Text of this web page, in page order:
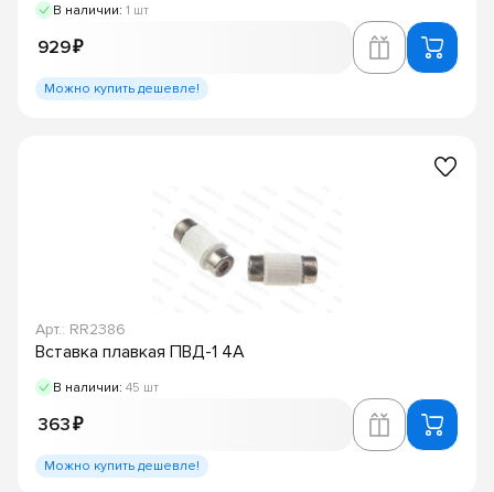
В наличии: 1 шт
929 ₽
Можно купить дешевле!
Арт.: RR2386
Вставка плавкая ПВД-1 4А
В наличии: 45 шт
363 ₽
Можно купить дешевле!